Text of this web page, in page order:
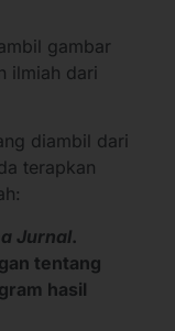
gambar
ilmiah dari
diambil dari
terapkan
Jurnal.
tentang
hasil